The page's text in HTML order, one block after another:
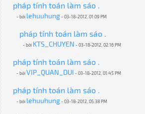
pháp tính toán làm sáo .
- bởi lehuuhung- 03-18-2012, 01:09 PM
pháp tính toán làm sáo .
- bởi KTS_CHUYEN - 03-18-2012, 02:16 PM
pháp tính toán làm sáo .
- bởiVIP_QUAN_DUI - 03-18-2012, 01:45 PM
pháp tính toán làm sáo .
- bởi lehuuhung- 03-18-2012, 05:38 PM